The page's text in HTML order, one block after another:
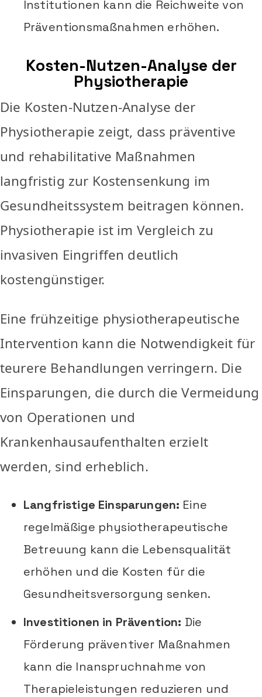
Institutionen kann die Reichweite von
Präventionsmaßnahmen erhöhen.
Kosten-Nutzen-Analyse der
Physiotherapie
Die Kosten-Nutzen-Analyse der
Physiotherapie zeigt, dass präventive
und rehabilitative Maßnahmen
langfristig zur Kostensenkung im
Gesundheitssystem beitragen können.
Physiotherapie ist im Vergleich zu
invasiven Eingriffen deutlich
kostengünstiger.
Eine frühzeitige physiotherapeutische
Intervention kann die Notwendigkeit für
teurere Behandlungen verringern. Die
Einsparungen, die durch die Vermeidung
von Operationen und
Krankenhausaufenthalten erzielt
werden, sind erheblich.
Langfristige Einsparungen: Eine
regelmäßige physiotherapeutische
Betreuung kann die Lebensqualität
erhöhen und die Kosten für die
Gesundheitsversorgung senken.
Investitionen in Prävention: Die
Förderung präventiver Maßnahmen
kann die Inanspruchnahme von
Therapieleistungen reduzieren und